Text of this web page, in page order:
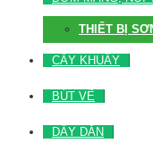
THIẾT BỊ
CÂY KHUẤY
BÚT VẼ
DÂY DẪN